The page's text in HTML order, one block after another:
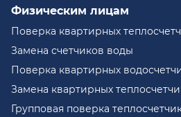
Физическим лицам
Поверка квартирных
Замена счетчиков воды
Поверка квартирных
Замена квартирных
Групповая поверка